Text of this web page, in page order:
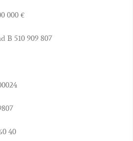
000 €
B 510 909 807
40